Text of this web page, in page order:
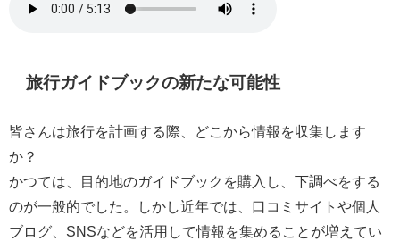
旅行ガイドブックの新たな可能性
皆さんは旅行を計画する際、どこから情報を収集します
か？
かつては、目的地のガイドブックを購入し、下調べをする
のが一般的でした。しかし近年では、口コミサイトや個人
ブログ、SNSなどを活用して情報を集めることが増えてい